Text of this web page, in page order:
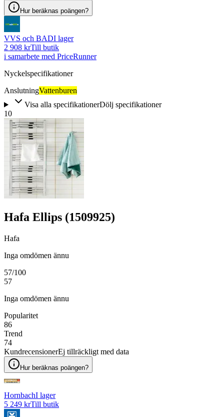
Hur beräknas poängen?
VVS och BADI lager
2 908 krTill butik
i samarbete med PriceRunner
Nyckelspecifikationer
AnslutningVattenburen
Visa alla specifikationerDölj specifikationer
10
Hafa Ellips (1509925)
Hafa
Inga omdömen ännu
57/100
57
Inga omdömen ännu
Popularitet
86
Trend
74
KundrecensionerEj tillräckligt med data
Hur beräknas poängen?
HornbachI lager
5 249 krTill butik